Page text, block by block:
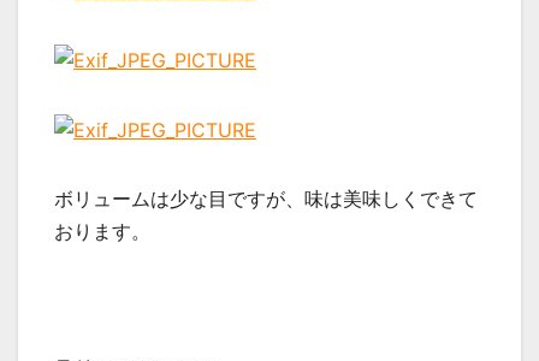
ボリュームは少な目ですが、味は美味しくできて
おります。